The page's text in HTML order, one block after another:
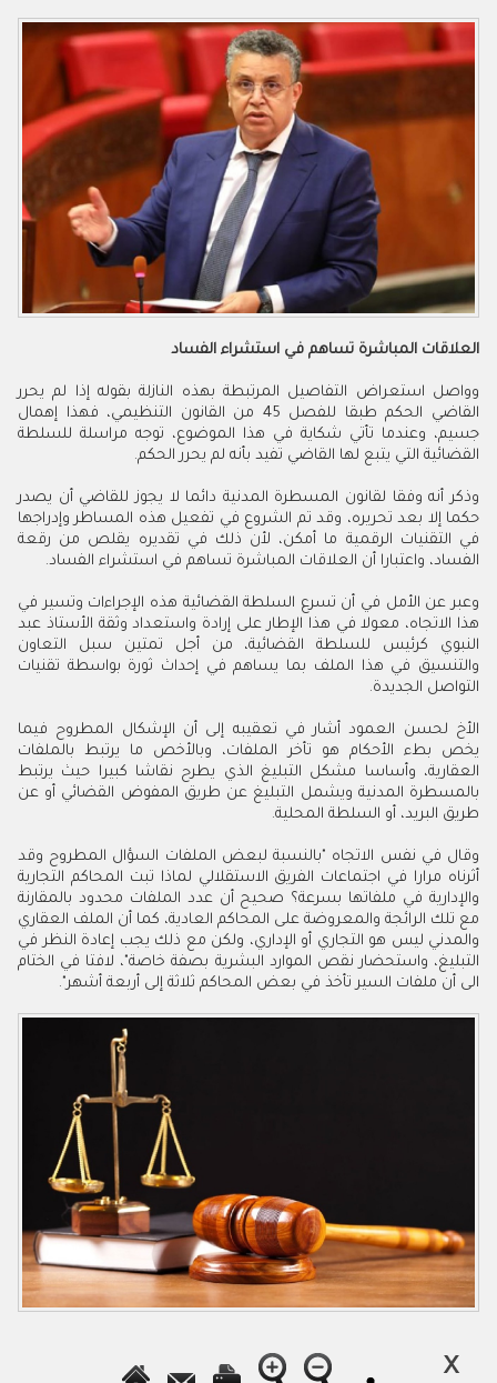
العلاقات المباشرة تساهم في استشراء الفساد
وواصل استعراض التفاصيل المرتبطة بهذه النازلة بقوله إذا لم يحرر
القاضي الحكم طبقا للفصل 45 من القانون التنظيمي، فهذا إهمال
جسيم، وعندما تأتي شكاية في هذا الموضوع، توجه مراسلة للسلطة
القضائية التي يتبع لها القاضي تفيد بأنه لم يحرر الحكم.
وذكر أنه وفقا لقانون المسطرة المدنية دائما لا يجوز للقاضي أن يصدر
حكما إلا بعد تحريره، وقد تم الشروع في تفعيل هذه المساطر وإدراجها
في التقنيات الرقمية ما أمكن، لأن ذلك في تقديره يقلص من رقعة
الفساد، واعتبارا أن العلاقات المباشرة تساهم في استشراء الفساد.
وعبر عن الأمل في أن تسرع السلطة القضائية هذه الإجراءات وتسير في
هذا الاتجاه، معولا في هذا الإطار على إرادة واستعداد وثقة الأستاذ عبد
النبوي كرئيس للسلطة القضائية، من أجل تمتين سبل التعاون
والتنسيق في هذا الملف بما يساهم في إحداث ثورة بواسطة تقنيات
التواصل الجديدة.
الأخ لحسن العمود أشار في تعقيبه إلى أن الإشكال المطروح فيما
يخص بطء الأحكام هو تأخر الملفات، وبالأخص ما يرتبط بالملفات
العقارية، وأساسا مشكل التبليغ الذي يطرح نقاشا كبيرا حيث يرتبط
بالمسطرة المدنية ويشمل التبليغ عن طريق المفوض القضائي أو عن
طريق البريد، أو السلطة المحلية.
وقال في نفس الاتجاه "بالنسبة لبعض الملفات السؤال المطروح وقد
أثرناه مرارا في اجتماعات الفريق الاستقلالي لماذا تبت المحاكم التجارية
والإدارية في ملفاتها بسرعة؟ صحيح أن عدد الملفات محدود بالمقارنة
مع تلك الرائجة والمعروضة على المحاكم العادية، كما أن الملف العقاري
والمدني ليس هو التجاري أو الإداري، ولكن مع ذلك يجب إعادة النظر في
التبليغ، واستحضار نقص الموارد البشرية بصفة خاصة"، لافتا في الختام
الى أن ملفات السير تأخذ في بعض المحاكم ثلاثة إلى أربعة أشهر".